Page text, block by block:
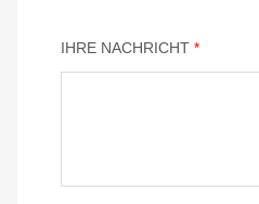
IHRE NACHRICHT *